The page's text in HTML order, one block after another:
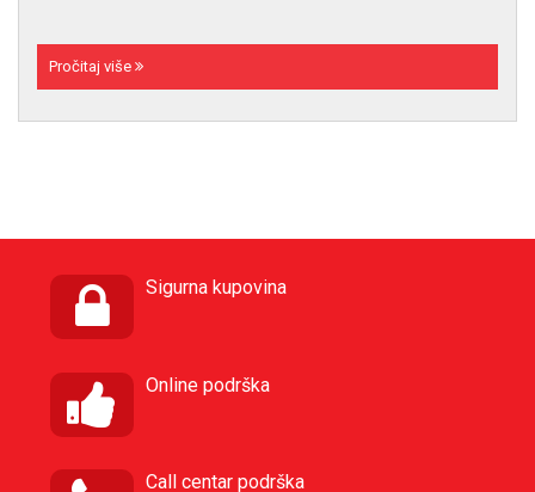
Pročitaj više
Sigurna kupovina
Online podrška
Call centar podrška